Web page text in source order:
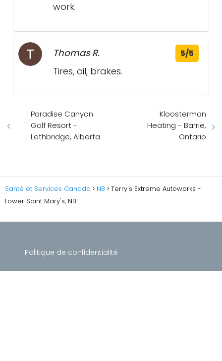
work.
Thomas R. 5/5
Tires, oil, brakes.
Paradise Canyon
Golf Resort -
Lethbridge, Alberta
Kloosterman
Heating - Barrie,
Ontario
Santé et Services Canada NB
Terry's Extreme Autoworks -
Lower Saint Mary's, NB
Politique de confidentialité